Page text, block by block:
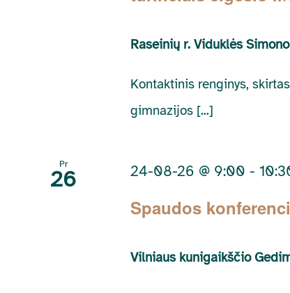
Raseinių r. Viduklės
Kontaktinis renginys,
gimnazijos [...]
Pr
26
Spaudos
24-08-26 @ 9:00 -
Vilniaus kunigaikščio